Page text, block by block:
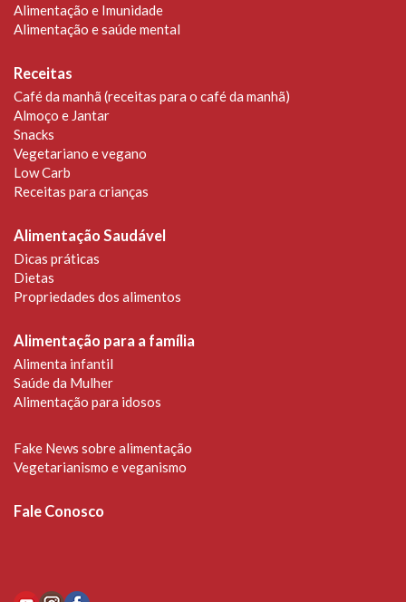
Alimentação e Imunidade
Alimentação e saúde mental
Receitas
Café da manhã (receitas para o café da manhã)
Almoço e Jantar
Snacks
Vegetariano e vegano
Low Carb
Receitas para crianças
Alimentação Saudável
Dicas práticas
Dietas
Propriedades dos alimentos
Alimentação para a família
Alimenta infantil
Saúde da Mulher
Alimentação para idosos
Fake News sobre alimentação
Vegetarianismo e veganismo
Fale Conosco